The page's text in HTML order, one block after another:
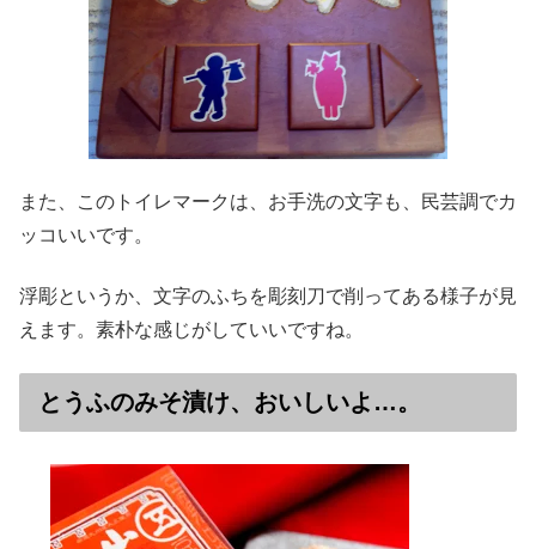
また、このトイレマークは、お手洗の文字も、民芸調でカ
ッコいいです。
浮彫というか、文字のふちを彫刻刀で削ってある様子が見
えます。素朴な感じがしていいですね。
とうふのみそ漬け、おいしいよ…。